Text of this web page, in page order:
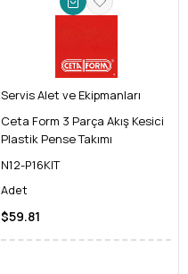
Servis Alet ve Ekipmanları
Ceta Form 3 Parça Akış Kesici
Plastik Pense Takımı
N12-P16KIT
Adet
$59.81